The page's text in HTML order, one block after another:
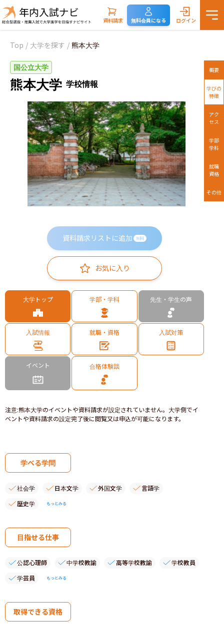
資料請求 無料会員になる ログイン
Top / 大学を探す / 熊本大学
国公立大学
熊本大学 学校情報
資料請求リストに追加 無料
お気に入り
大学トップ 学部・学科 先生・学生の声
入試情報 就職・資格 入試対策
イベント 合格体験談
注意:熊本大学のイベントや資料請求が設定されていません。大学側でイ
ベントや資料請求の設定完了後に閲覧又は申込が可能になります。
学べる学問
社会学 日本文学 外国文学
言語学
歴史学
もっとみる
目指せる仕事
公認心理師 中学校教諭 高等学校教諭
学校教員
学芸員
もっとみる
取得できる資格
概要
学びの
特徴
アク
セス
学部
学科
就職
資格
その他